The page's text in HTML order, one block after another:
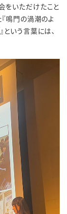
をいただけたこと
『鳴門の渦潮のよ
という言葉には、